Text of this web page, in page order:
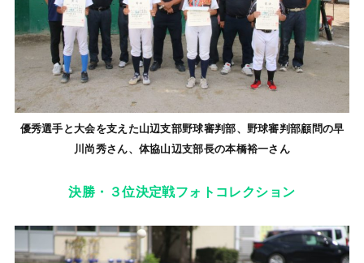
優秀選手と大会を支えた山辺支部野球審判部、野球審判部顧問の早
川尚秀さん、体協山辺支部長の本橋裕一さん
決勝・３位決定戦フォトコレクション